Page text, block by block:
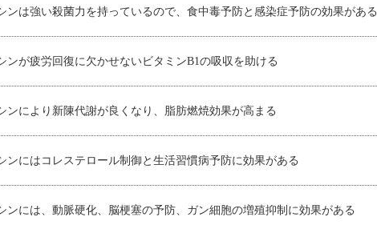
の臭いがすることから、「にんにく」と名付けられています。